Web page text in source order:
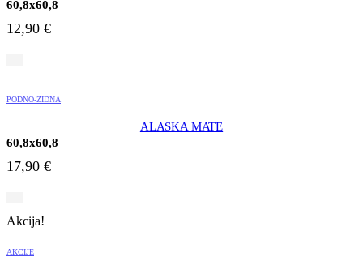
60,8x60,8
12,90 €
PODNO-ZIDNA
ALASKA MATE
60,8x60,8
17,90 €
Akcija!
AKCIJE